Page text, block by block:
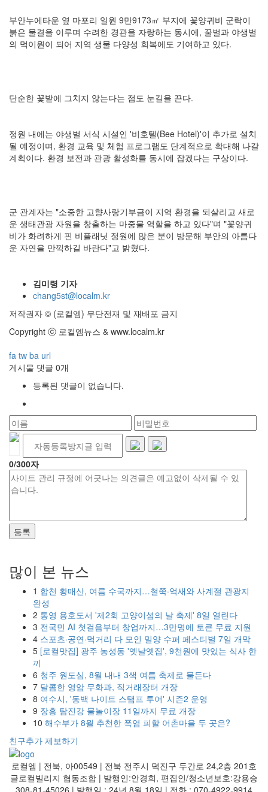
부안누에타운 옆 마포리 일원 9만9173㎡ 부지에 꽃양귀비 군락이
붉은 물결을 이루며 수려한 경관을 자랑하는 동시에, 꿀벌과 야생벌
의 먹이원이 되어 지역 생물 다양성 회복에도 기여하고 있다.
단순한 꽃밭에 그치지 않는다는 점도 눈길을 끈다.
정원 내에는 야생벌 서식 시설인 '비호텔(Bee Hotel)'이 추가로 설치
될 예정이며, 환경 교육 및 체험 프로그램도 단계적으로 확대해 나갈
계획이다. 환경 보전과 관광 활성화를 동시에 잡겠다는 구상이다.
군 관계자는 "소중한 고향사랑기부금이 지역 환경을 되살리고 새로
운 생태관광 자원을 창출하는 마중물 역할을 하고 있다"며 "꽃양귀
비가 화려하게 핀 비플래닛 정원에 많은 분이 방문해 부안의 아름다
운 자연을 만끽하길 바란다"고 밝혔다.
김미령 기자
chang5st@localm.kr
저작권자 © (로컬엠) 무단전재 및 재배포 금지
Copyright ⓒ 로컬엠뉴스 & www.localm.kr
fa tw ba url
게시물 댓글 0개
등록된 댓글이 없습니다.
0/300자
등록
많이 본 뉴스
1 합천 황매산, 여름 수국까지…철쭉·억새와 사계절 관광지
완성
2 통영 용호도서 '제2회 고양이섬의 날 축제' 8일 열린다
3 전국민 AI 첫걸음부터 창업까지…3만명에 토큰 무료 지원
4 스포츠·공연·먹거리 다 모인 밀양 수퍼 페스티벌 7일 개막
5 [로컬맛집] 광주 농성동 '옛날옛집', 9천원에 맛있는 식사 한
끼
6 청주 원도심, 8월 내내 3색 여름 축제로 물든다
7 달콤한 영암 무화과, 직거래장터 개장
8 여수시, '동백 나이트 스탬프 투어' 시즌2 운영
9 장흥 탐진강 물놀이장 11일까지 무료 개장
10 해수부가 8월 추천한 폭염 피할 어촌마을 두 곳은?
친구추가 제보하기
로컬엠 | 전북, 아00549 | 전북 전주시 덕진구 두간로 24,2층 201호
글로컬빌리지 협동조합 | 발행인:안경희, 편집인/청소년보호:강용승
308-81-45026 | 발행일 : 24년 8월 18일 | 전화 : 070-4922-9914